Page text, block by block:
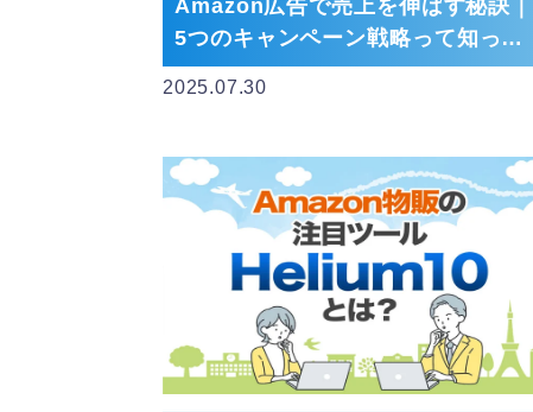
Amazon広告で売上を伸ばす秘訣｜
5つのキャンペーン戦略って知って
る？
2025.07.30